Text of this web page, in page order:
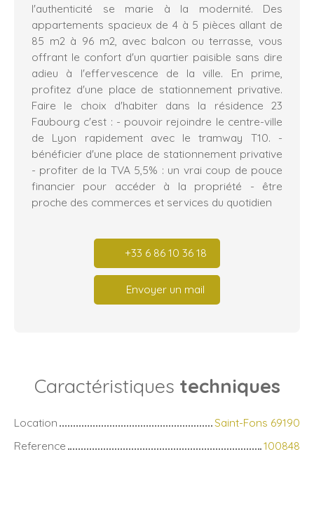
l'authenticité se marie à la modernité. Des
appartements spacieux de 4 à 5 pièces allant de
85 m2 à 96 m2, avec balcon ou terrasse, vous
offrant le confort d'un quartier paisible sans dire
adieu à l'effervescence de la ville. En prime,
profitez d'une place de stationnement privative.
Faire le choix d'habiter dans la résidence 23
Faubourg c'est : - pouvoir rejoindre le centre-ville
de Lyon rapidement avec le tramway T10. -
bénéficier d'une place de stationnement privative
- profiter de la TVA 5,5% : un vrai coup de pouce
financier pour accéder à la propriété - être
proche des commerces et services du quotidien
+33 6 86 10 36 18
Envoyer un mail
Caractéristiques techniques
Location
Saint-Fons 69190
Reference
100848